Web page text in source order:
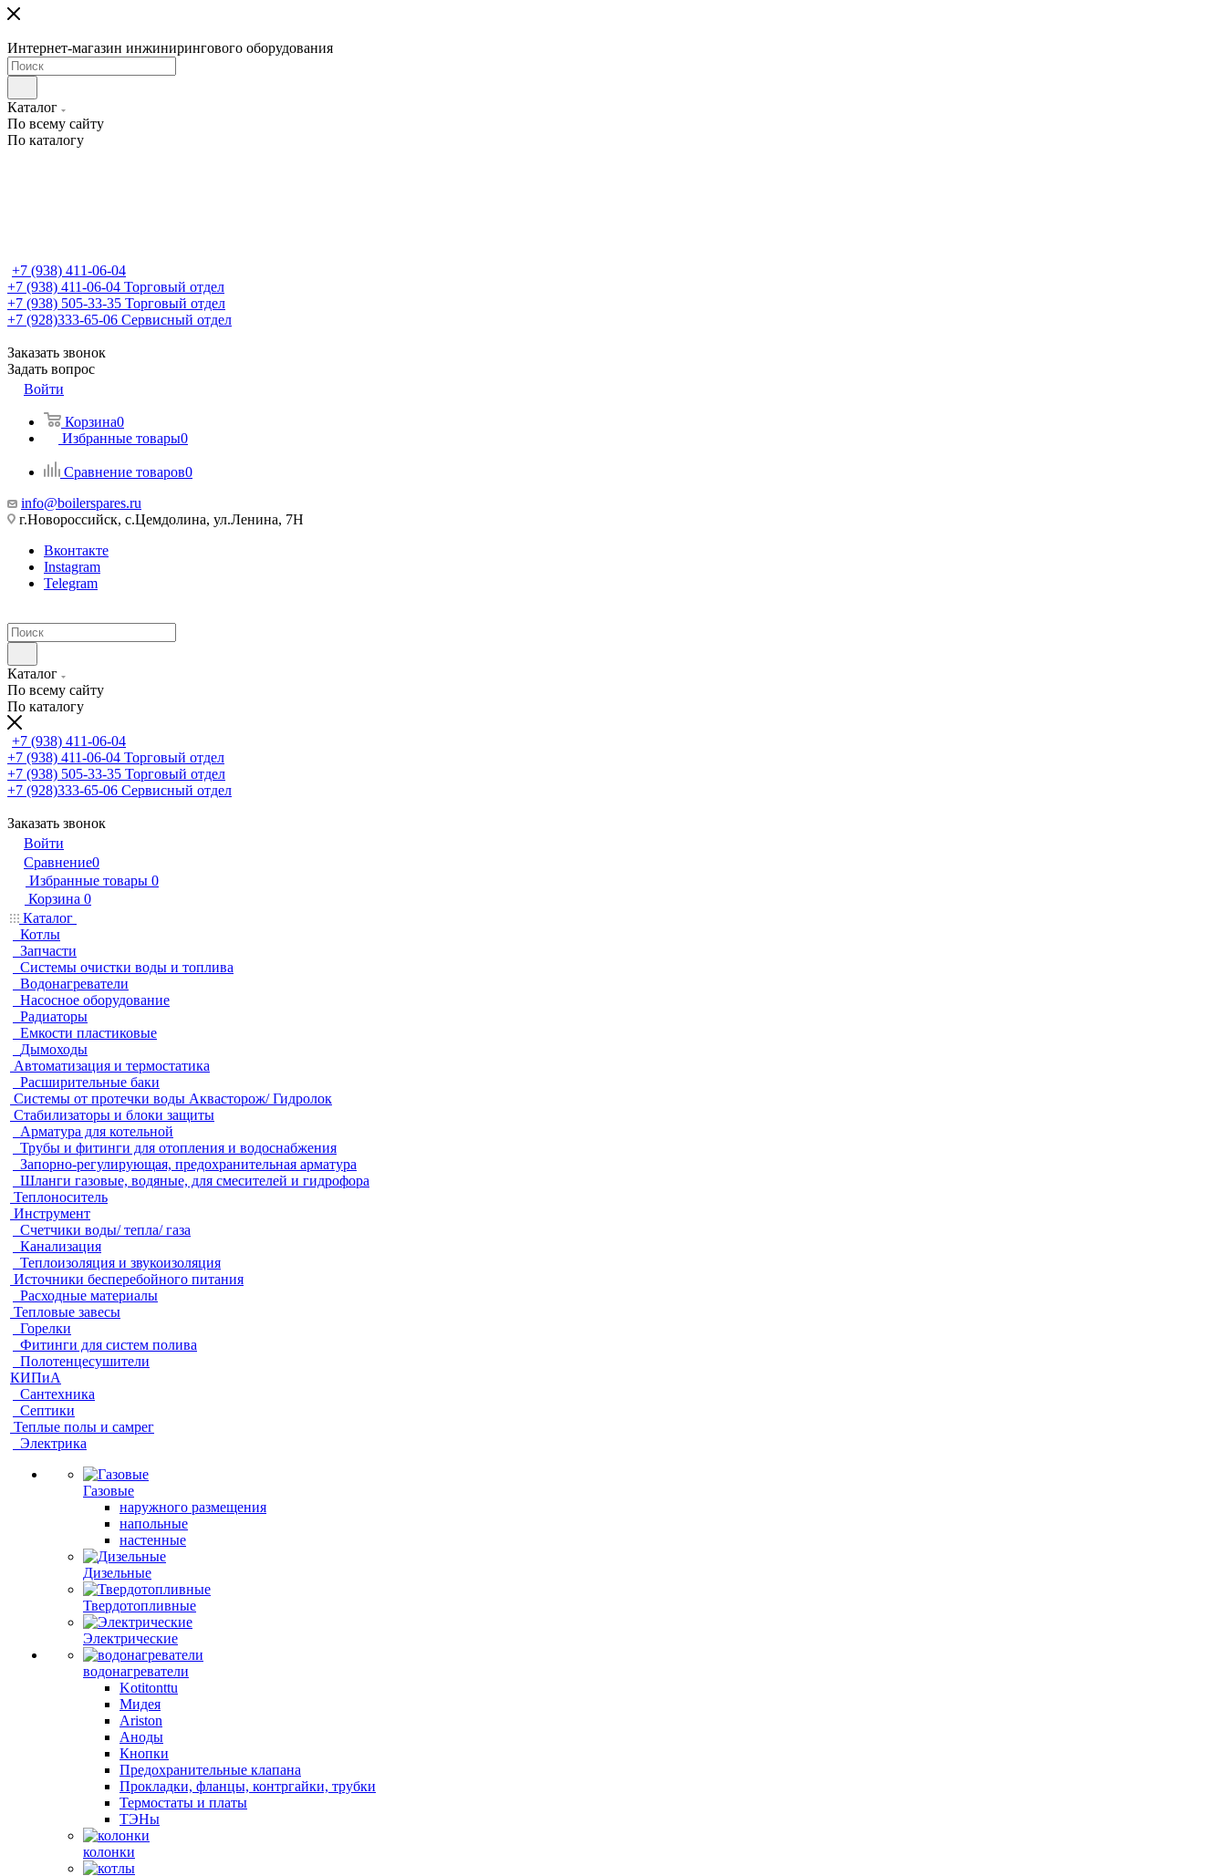
Интернет-магазин инжинирингового оборудования
Каталог
По всему сайту
По каталогу
+7 (938) 411-06-04
+7 (938) 411-06-04 Торговый отдел
+7 (938) 505-33-35 Торговый отдел
+7 (928)333-65-06 Сервисный отдел
Заказать звонок
Задать вопрос
Войти
Корзина0
Избранные товары0
Сравнение товаров0
info@boilerspares.ru
г.Новороссийск, с.Цемдолина, ул.Ленина, 7Н
Вконтакте
Instagram
Telegram
Каталог
По всему сайту
По каталогу
+7 (938) 411-06-04
+7 (938) 411-06-04 Торговый отдел
+7 (938) 505-33-35 Торговый отдел
+7 (928)333-65-06 Сервисный отдел
Заказать звонок
Войти
Сравнение0
Избранные товары 0
Корзина 0
Каталог
Котлы
Запчасти
Системы очистки воды и топлива
Водонагреватели
Насосное оборудование
Радиаторы
Емкости пластиковые
Дымоходы
Автоматизация и термостатика
Расширительные баки
Системы от протечки воды Аквасторож/ Гидролок
Стабилизаторы и блоки защиты
Арматура для котельной
Трубы и фитинги для отопления и водоснабжения
Запорно-регулирующая, предохранительная арматура
Шланги газовые, водяные, для смесителей и гидрофора
Теплоноситель
Инструмент
Счетчики воды/ тепла/ газа
Канализация
Теплоизоляция и звукоизоляция
Источники бесперебойного питания
Расходные материалы
Тепловые завесы
Горелки
Фитинги для систем полива
Полотенцесушители
КИПиА
Сантехника
Септики
Теплые полы и самрег
Электрика
Газовые
наружного размещения
напольные
настенные
Дизельные
Твердотопливные
Электрические
водонагреватели
Kotitonttu
Мидея
Ariston
Аноды
Кнопки
Предохранительные клапана
Прокладки, фланцы, контргайки, трубки
Термостаты и платы
ТЭНы
колонки